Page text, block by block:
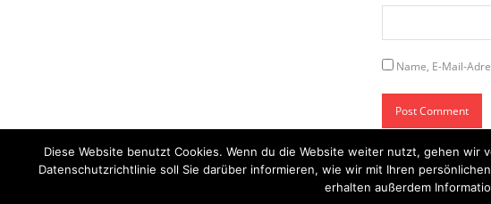
Name, E-Mail-
Startseite
Diese Website benutzt Cookies. Wenn du die Website weiter nutzt, gehen
Datenschutzrichtlinie soll Sie darüber informieren, wie wir mit Ihren
erhalten außerdem